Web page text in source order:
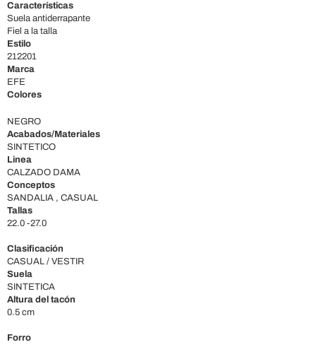
Características
Suela antiderrapante
Fiel a la talla
Estilo
212201
Marca
EFE
Colores
NEGRO
Acabados/Materiales
SINTETICO
Linea
CALZADO DAMA
Conceptos
SANDALIA , CASUAL
Tallas
22.0 -27.0
Clasificación
CASUAL / VESTIR
Suela
SINTETICA
Altura del tacón
0.5 cm
Forro